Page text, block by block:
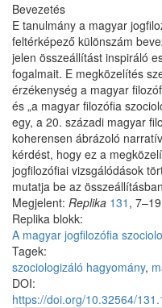
Bevezetés
E tanulmány a magyar
feltérképező különszám
jelen összeállítást inspiráló
fogalmait. E megközelítés
érzékenység a magyar
és „a magyar filozófia
egy, a 20. századi magyar
koherensen ábrázoló
kérdést, hogy ez a
jogfilozófiai vizsgálódások
mutatja be az
Megjelent: Replika 131 ,
Replika blokk:
A magyar jogfilozófia
Tagek:
szociologizáló hagyomány,
DOI:
https://doi.org/10.32564/